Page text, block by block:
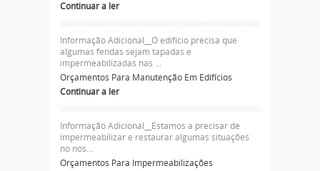
Continuar a ler
Informação Adicional__O edificio precisa que
algumas fendas sejam tapadas e
impermeabilizadas nas ...
Orçamentos Para Manutenção Em Edifícios
Continuar a ler
Informação Adicional__Estamos a precisar de
impermeabilizar e restaurar algumas situações
no nos...
Orçamentos Para Impermeabilizações